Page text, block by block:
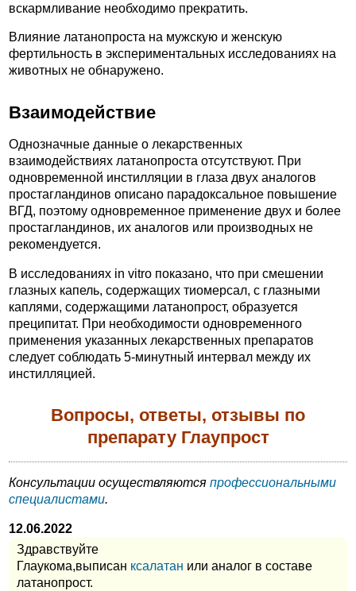
вскармливание необходимо прекратить.
Влияние латанопроста на мужскую и женскую
фертильность в экспериментальных исследованиях на
животных не обнаружено.
Взаимодействие
Однозначные данные о лекарственных
взаимодействиях латанопроста отсутствуют. При
одновременной инстилляции в глаза двух аналогов
простагландинов описано парадоксальное повышение
ВГД, поэтому одновременное применение двух и более
простагландинов, их аналогов или производных не
рекомендуется.
В исследованиях in vitro показано, что при смешении
глазных капель, содержащих тиомерсал, с глазными
каплями, содержащими латанопрост, образуется
преципитат. При необходимости одновременного
применения указанных лекарственных препаратов
следует соблюдать 5-минутный интервал между их
инстилляцией.
Вопросы, ответы, отзывы по
препарату Глаупрост
Консультации осуществляются профессиональными
специалистами.
12.06.2022
Здравствуйте
Глаукома,выписан ксалатан или аналог в составе
латанопрост.